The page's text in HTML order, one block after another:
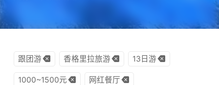
跟团游 香格里拉旅游 13日游
1000~1500元 网红餐厅